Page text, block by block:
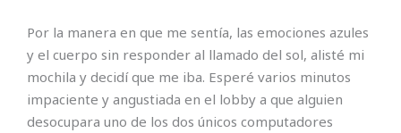
Por la manera en que me sentía, las emociones azules
y el cuerpo sin responder al llamado del sol, alisté mi
mochila y decidí que me iba. Esperé varios minutos
impaciente y angustiada en el lobby a que alguien
desocupara uno de los dos únicos computadores